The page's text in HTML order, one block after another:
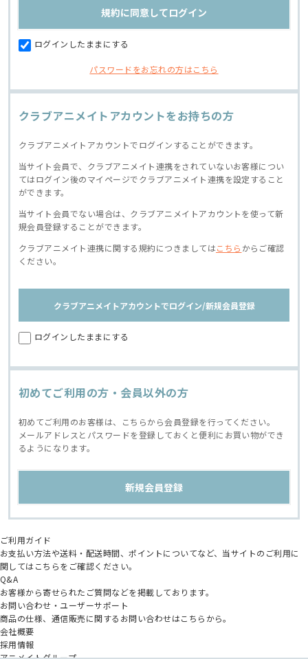
ログインしたままにする
パスワードをお忘れの方はこちら
クラブアニメイトアカウントをお持ちの方
クラブアニメイトアカウントでログインすることができます。
当サイト会員で、クラブアニメイト連携をされていないお客様につい
てはログイン後のマイページでクラブアニメイト連携を設定すること
ができます。
当サイト会員でない場合は、クラブアニメイトアカウントを使って新
規会員登録することができます。
クラブアニメイト連携に関する規約につきましてはこちら からご確認
ください。
クラブアニメイトアカウントでログイン/新規会員登録
ログインしたままにする
初めてご利用の方・会員以外の方
初めてご利用のお客様は、こちらから会員登録を行ってください。
メールアドレスとパスワードを登録しておくと便利にお買い物ができ
るようになります。
ご利用ガイド
お支払い方法や送料・配送時間、ポイントについてなど、当サイトのご利用に
関してはこちらをご確認ください。
Q&A
お客様から寄せられたご質問などを掲載しております。
お問い合わせ・ユーザーサポート
商品の仕様、通信販売に関するお問い合わせはこちらから。
会社概要
採用情報